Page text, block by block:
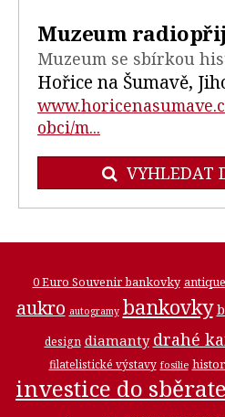
Muzeum
Muzeum se sbírkou
Hořice na Šumavě,
obci/m...
VYHLEDAT
0 Euro Souvenir bankovky antique
aukro autogramy bankovky
design diamanty drahé
filatelistické výstavy fosilie
investice do